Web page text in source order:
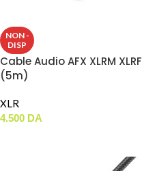
NON -
DISP
Cable Audio AFX XLRM XLRF
(5m)
XLR
4.500 DA